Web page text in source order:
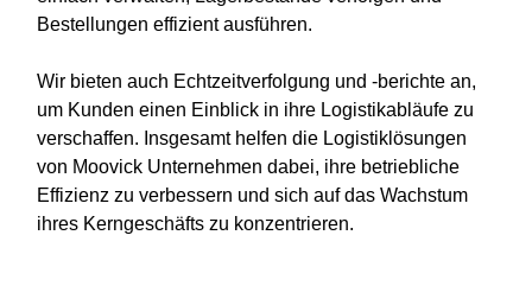
Bestellungen effizient ausführen.
Wir bieten auch Echtzeitverfolgung und -berichte an,
um Kunden einen Einblick in ihre Logistikabläufe zu
verschaffen. Insgesamt helfen die Logistiklösungen
von Moovick Unternehmen dabei, ihre betriebliche
Effizienz zu verbessern und sich auf das Wachstum
ihres Kerngeschäfts zu konzentrieren.